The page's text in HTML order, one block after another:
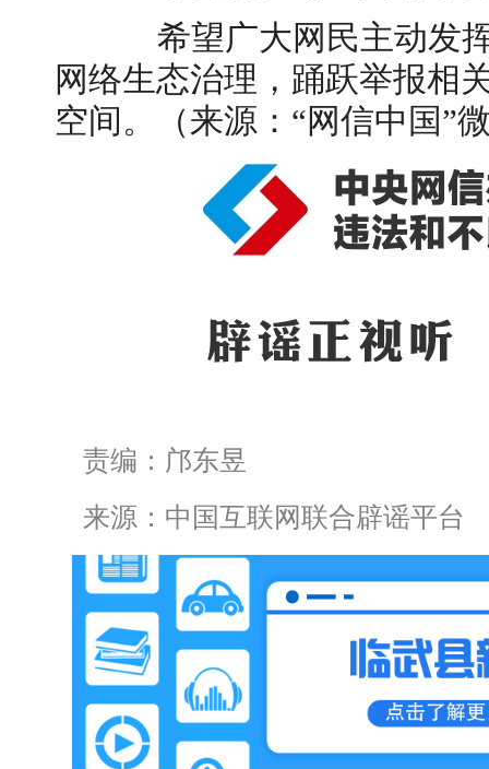
希望广大网民主动发挥
网络生态治理，踊跃举报相
空间。（来源：“网信中国”
责编：邝东昱
来源：中国互联网联合辟谣平台